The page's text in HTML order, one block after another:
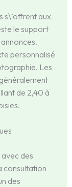
s\’offrent aux
le support
personnalisé
Les
de 2,40 à
des
consultation
des